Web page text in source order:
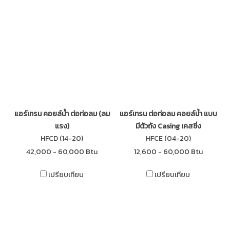
แอร์เทรน คอยล์น้ำ ต่อท่อลม (ลม
แรง)
HFCD (14-20)
42,000 - 60,000 Btu
เปรียบเทียบ
แอร์เทรน ต่อท่อลม คอยล์นํ้า แบบ
มีตัวถัง Casing เคสซิ่ง
HFCE (04-20)
12,600 - 60,000 Btu
เปรียบเทียบ